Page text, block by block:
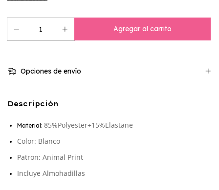
Opciones de envío
Descripción
Material: 85%Polyester+15%Elastane
Color: Blanco
Patron: Animal Print
Incluye Almohadillas